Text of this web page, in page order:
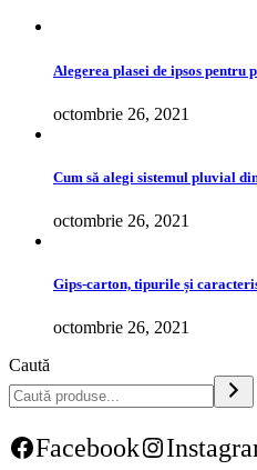
Alegerea plasei de ipsos pentru
octombrie 26, 2021
Cum să alegi sistemul pluvial
octombrie 26, 2021
Gips-carton, tipurile și
octombrie 26, 2021
Caută
Facebook